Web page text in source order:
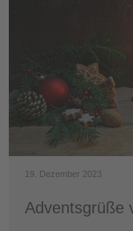
19. Dezember 2023
Adventsgrüße